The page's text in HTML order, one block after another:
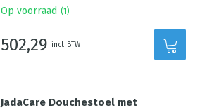
Op voorraad (1 )
502,29 incl. BTW
JadaCare Douchestoel met